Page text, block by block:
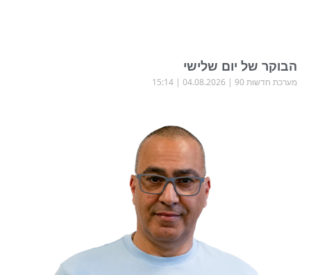
הבוקר של יום שלישי
מערכת חדשות 90